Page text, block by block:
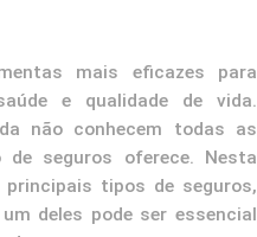
mais eficazes para
e qualidade de vida.
não conhecem todas as
de seguros oferece. Nesta
tipos de seguros,
deles pode ser essencial